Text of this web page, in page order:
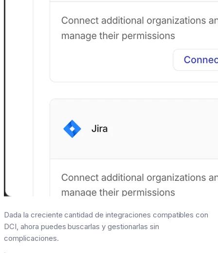
Dada la creciente cantidad de integraciones compatibles con
DCI, ahora puedes buscarlas y gestionarlas sin
complicaciones.